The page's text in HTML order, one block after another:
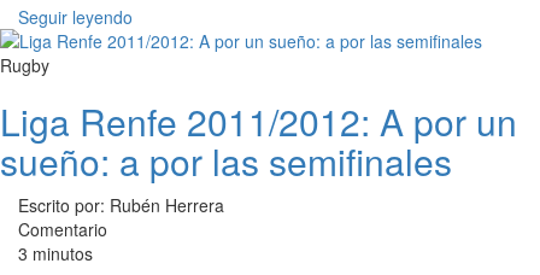
Seguir leyendo
Rugby
Liga Renfe 2011/2012: A por un
sueño: a por las semifinales
Escrito por: Rubén Herrera
Comentario
3 minutos